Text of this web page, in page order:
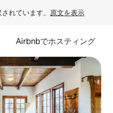
れています。 原文を表示
Airbnbでホスティング